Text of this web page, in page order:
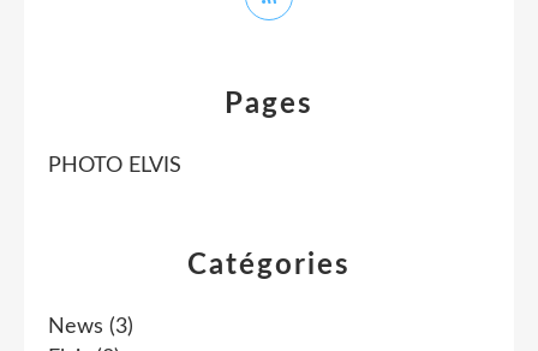
Catégories
News (3)
Pages
PHOTO ELVIS